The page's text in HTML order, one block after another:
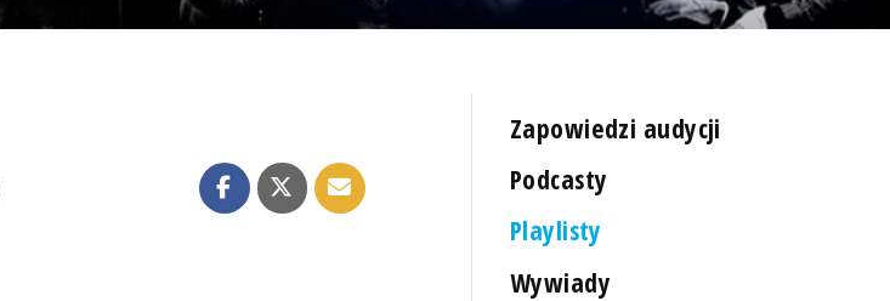
Zapowiedzi audycji
Podcasty
Playlisty
Wywiady